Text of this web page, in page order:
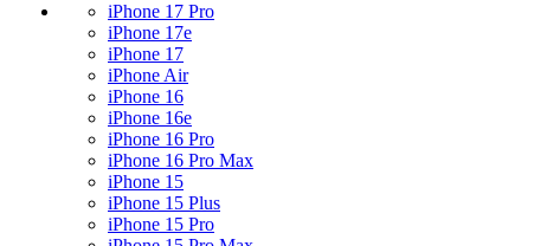
iPhone 17 Pro
iPhone 17e
iPhone 17
iPhone Air
iPhone 16
iPhone 16e
iPhone 16 Pro
iPhone 16 Pro Max
iPhone 15
iPhone 15 Plus
iPhone 15 Pro